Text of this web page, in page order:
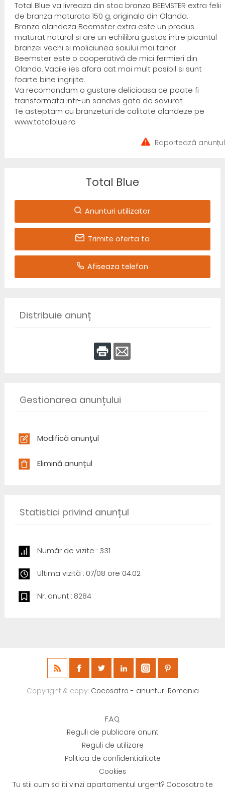
Total Blue va livreaza din stoc branza BEEMSTER extra felii
de branza maturata 150 g, originala din Olanda.
Branza olandeza Beemster extra este un produs
maturat natural si are un echilibru gustos intre picantul
branzei vechi si moliciunea soiului mai tanar.
Beemster este o cooperativă de mici fermieri din
Olanda. Vacile ies afara cat mai mult posibil si sunt
foarte bine ingrijite.
Va recomandam o gustare delicioasa ce poate fi
transformata intr-un sandvis gata de savurat.
Te asteptam cu branzeturi de calitate olandeze pe
www.totalblue.ro
Raportează anunțul
Total Blue
Anunturi utilizator
Trimite oferta ta
Afiseaza telefon
Distribuie anunț
Gestionarea anunțului
Modifică anunțul
Elimină anunțul
Statistici privind anunțul
Număr de vizite : 331
Ultima vizită : 07/08 ore 04:02
Nr. anunț : 8284
Copyright & copy; Cocosat.ro - anunturi Romania
F.A.Q.
Reguli de publicare anunt
Reguli de utilizare
Politica de confidentialitate
Cookies
Tu stii cum sa iti vinzi apartamentul urgent? Cocosat.ro te